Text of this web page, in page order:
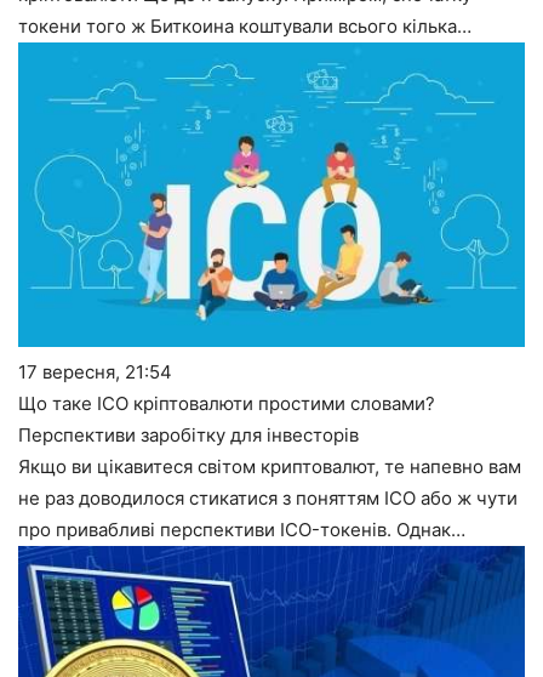
токени того ж Биткоина коштували всього кілька…
17 вересня, 21:54
Що таке ICO кріптовалюти простими словами?
Перспективи заробітку для інвесторів
Якщо ви цікавитеся світом криптовалют, те напевно вам
не раз доводилося стикатися з поняттям ICO або ж чути
про привабливі перспективи ICO-токенів. Однак…